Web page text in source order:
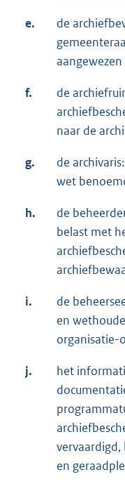
e.
de
f.
de
naar de
g.
de
wet
h.
de
belast met
i.
de
en
organisatie-
j.
het
en